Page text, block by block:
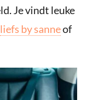
Je vindt leuke
liefs by sanneof